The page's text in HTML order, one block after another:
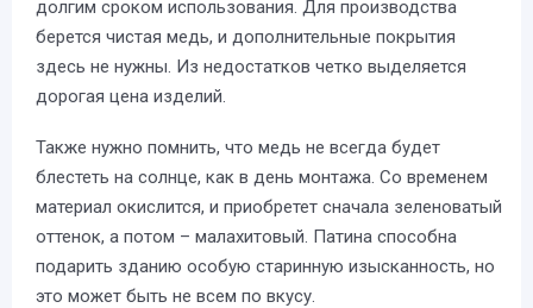
долгим сроком использования. Для производства
берется чистая медь, и дополнительные покрытия
здесь не нужны. Из недостатков четко выделяется
дорогая цена изделий.
Также нужно помнить, что медь не всегда будет
блестеть на солнце, как в день монтажа. Со временем
материал окислится, и приобретет сначала зеленоватый
оттенок, а потом – малахитовый. Патина способна
подарить зданию особую старинную изысканность, но
это может быть не всем по вкусу.